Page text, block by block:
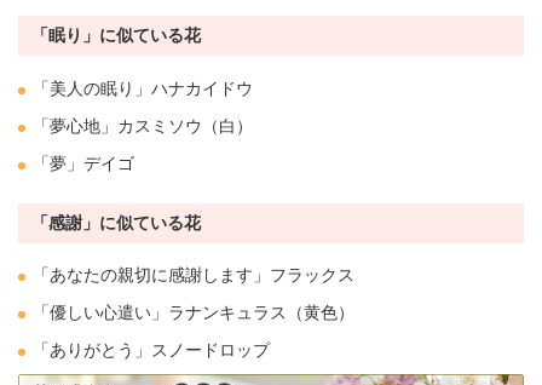
「眠り」に似ている花
「美人の眠り」 ハナカイドウ
「夢心地」 カスミソウ
（白）
「夢」デイゴ
「感謝」に似ている花
「あなたの親切に感謝します」フラックス
「優しい心遣い」 ラナンキュラス
（黄色）
「ありがとう」
スノードロップ